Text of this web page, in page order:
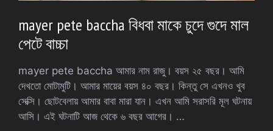
mayer pete baccha বিধবা মাকে চুদে গুদে মাল
পেটে বাচ্চা
mayer pete baccha আমার নাম রাজু। বয়স ২৫ বছর। আমি
দেখতো মোটামুটি। আমার মায়ের বয়স ৪০ বছর। কিন্তু সে এখনও খুব
সেক্সি। ছোটবেলায় আমার বাবা মারা যান। এখন আমি সরাসরি মূল ঘটনায়
আসি। এই ঘটনাটি আজ থেকে ৬ বছর আগের। …